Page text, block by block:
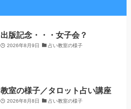
出版記念・・・女子会？
2026年8月9日 占い教室の様子
教室の様子／タロット占い講座
2026年8月8日 占い教室の様子